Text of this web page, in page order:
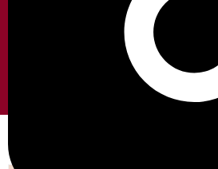
Entrar /
Minha Conta
/
Osho